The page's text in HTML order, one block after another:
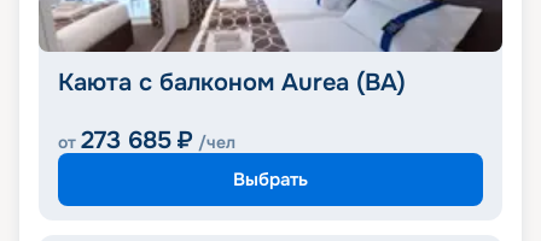
Каюта с балконом Aurea (BA)
от 273 685 ₽ /чел
Выбрать